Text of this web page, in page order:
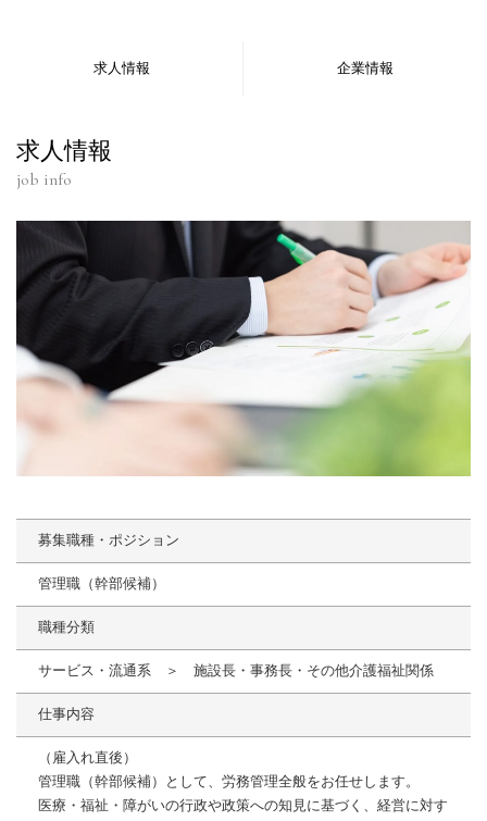
求人情報 企業情報
求人情報
job info
募集職種・ポジション
管理職（幹部候補）
職種分類
サービス・流通系 ＞ 施設長・事務長・その他介護福祉関係
仕事内容
（雇入れ直後）
管理職（幹部候補）として、労務管理全般をお任せします。
医療・福祉・障がいの行政や政策への知見に基づく、経営に対す